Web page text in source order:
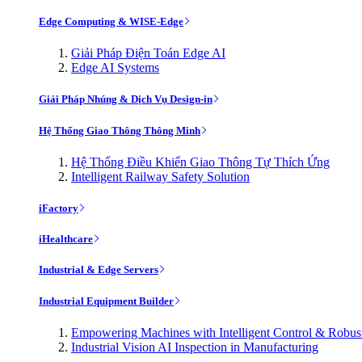
Edge Computing & WISE-Edge
Giải Pháp Điện Toán Edge AI
Edge AI Systems
Giải Pháp Nhúng & Dịch Vụ Design-in
Hệ Thống Giao Thông Thông Minh
Hệ Thống Điều Khiển Giao Thông Tự Thích Ứng
Intelligent Railway Safety Solution
iFactory
iHealthcare
Industrial & Edge Servers
Industrial Equipment Builder
Empowering Machines with Intelligent Control &
Industrial Vision AI Inspection in Manufacturing